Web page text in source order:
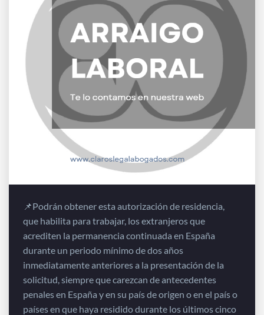
📌Podrán obtener esta autorización de residencia,
que habilita para trabajar, los extranjeros que
acrediten la permanencia continuada en España
durante un periodo mínimo de dos años
inmediatamente anteriores a la presentación de la
solicitud, siempre que carezcan de antecedentes
penales en España y en su país de origen o en el país o
países en que haya residido durante los últimos cinco